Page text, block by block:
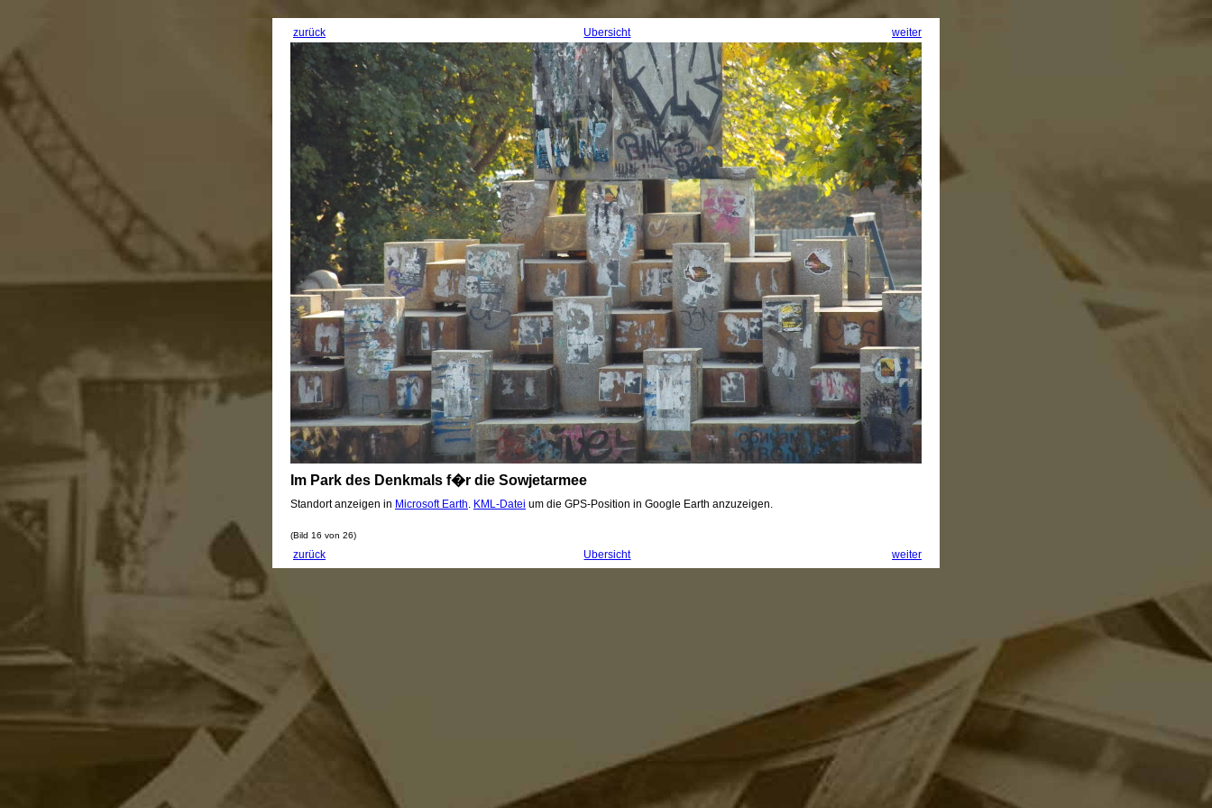
weiter
Übersicht
zurück
Im Park des Denkmals f�r die Sowjetarmee
Standort anzeigen in Microsoft Earth KML-Datei um die GPS-Position in Google Earth anzuzeigen.
(Bild 16 von 26)
weiter
Übersicht
zurück